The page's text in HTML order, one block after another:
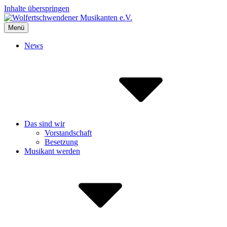
Inhalte überspringen
Wolfertschwendener Musikanten e.V.
Blasmusik liegt uns im Herzen :-)
Menü
News
Das sind wir
Vorstandschaft
Besetzung
Musikant werden